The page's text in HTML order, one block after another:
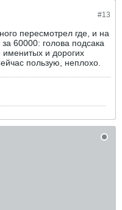
#13
пересмотрел где, и на
60000: голова подсака
именитых и дорогих
пользую, неплохо.